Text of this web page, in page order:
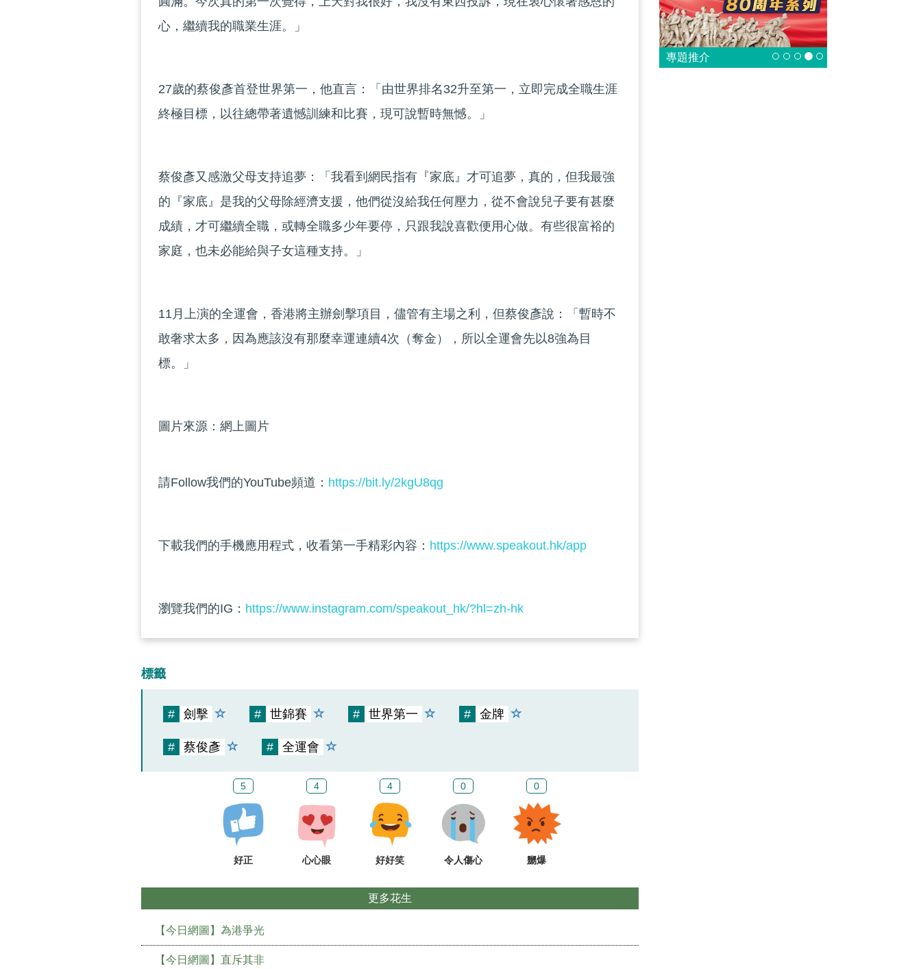
心，繼續我的職業生涯。」
27歲的蔡俊彥首登世界第一，他直言：「由世界排名32升至第一，立即完成全職生涯
終極目標，以往總帶著遺憾訓練和比賽，現可說暫時無憾。」
蔡俊彥又感激父母支持追夢：「我看到網民指有『家底』才可追夢，真的，但我最強
的『家底』是我的父母除經濟支援，他們從沒給我任何壓力，從不會說兒子要有甚麼
成績，才可繼續全職，或轉全職多少年要停，只跟我說喜歡便用心做。有些很富裕的
家庭，也未必能給與子女這種支持。」
11月上演的全運會，香港將主辦劍擊項目，儘管有主場之利，但蔡俊彥說：「暫時不
敢奢求太多，因為應該沒有那麼幸運連續4次（奪金），所以全運會先以8強為目
標。」
圖片來源：網上圖片
請Follow我們的YouTube頻道： https://bit.ly/2kgU8qg
下載我們的手機應用程式，收看第一手精彩內容： https://www.speakout.hk/app
瀏覽我們的IG： https://www.instagram.com/speakout_hk/?hl=zh-hk
標籤
# 劍擊 # 世錦賽 # 世界第一 # 金牌
# 蔡俊彥 # 全運會
5
好正
4
心心眼
4
好好笑
0
令人傷心
0
嬲爆
更多花生
【今日網圖】為港爭光
【今日網圖】直斥其非
專題推介